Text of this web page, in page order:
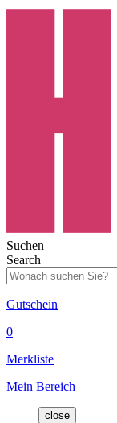
Suchen
Search
Gutschein
0
Merkliste
Mein Bereich
close